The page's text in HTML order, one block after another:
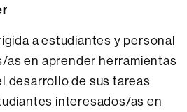
a estudiantes y personal
en aprender herramientas
desarrollo de sus tareas
interesados/as en